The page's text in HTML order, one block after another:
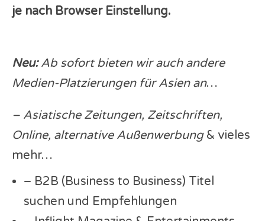
je nach Browser Einstellung.
Neu:Ab sofort bieten wir auch andere
Medien-Platzierungen für Asien an…
– Asiatische Zeitungen, Zeitschriften,
Online, alternative Außenwerbung& vieles
mehr…
– B2B (Business to Business) Titel
suchen und Empfehlungen